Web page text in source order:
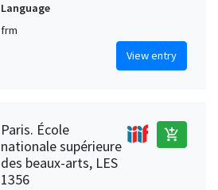
Language
frm
View entry
Paris. École
nationale supérieure
des beaux-arts, LES
1356
add_shopping_cart